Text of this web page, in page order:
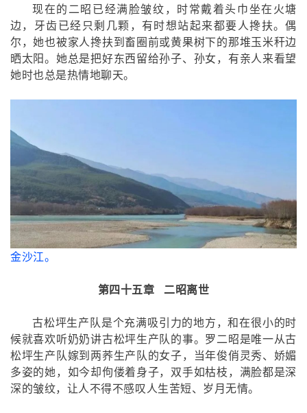
现在的二昭已经满脸皱纹，时常戴着头巾坐在火塘
边，牙齿已经只剩几颗，有时想站起来都要人搀扶。偶
尔，她也被家人搀扶到畜圈前或黄果树下的那堆玉米秆边
晒太阳。她总是把好东西留给孙子、孙女，有亲人来看望
她时也总是热情地聊天。
金沙江。
第四十五章 二昭离世
古松坪生产队是个充满吸引力的地方，和在很小的时
候就喜欢听奶奶讲古松坪生产队的事。罗二昭是唯一从古
松坪生产队嫁到两荞生产队的女子，当年俊俏灵秀、娇媚
多姿的她，如今却佝偻着身子，双手如枯枝，满脸都是深
深的皱纹，让人不得不感叹人生苦短、岁月无情。